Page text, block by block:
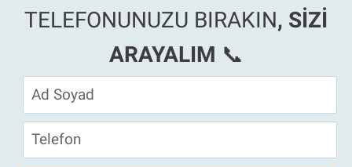
TELEFONUNUZU BIRAKIN, SİZİ
ARAYALIM 📞